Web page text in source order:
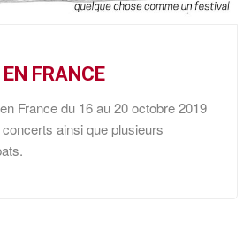
FRANCE
France du 16 au 20 octobre 2019
ainsi que plusieurs